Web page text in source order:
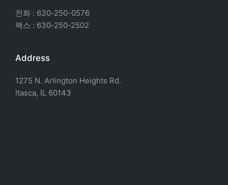
전화 : 630-250-0576
팩스 : 630-250-2502
Address
1275 N. Arlington Heights Rd.
Itasca, IL 60143